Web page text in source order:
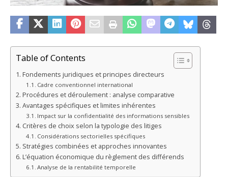
Table of Contents
Fondements juridiques et principes directeurs
Cadre conventionnel international
Procédures et déroulement : analyse comparative
Avantages spécifiques et limites inhérentes
Impact sur la confidentialité des informations sensibles
Critères de choix selon la typologie des litiges
Considérations sectorielles spécifiques
Stratégies combinées et approches innovantes
L’équation économique du règlement des différends
Analyse de la rentabilité temporelle